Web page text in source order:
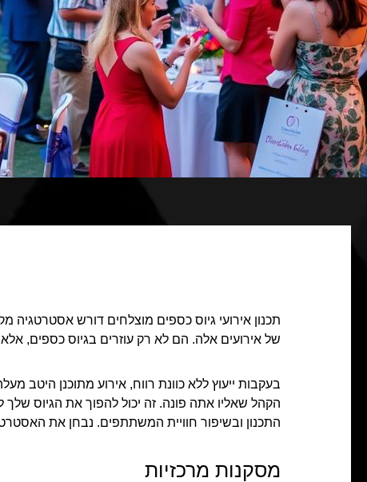
תכנון אירועי גיוס כספים מוצלחים דורש
של אירועים אלה. הם לא רק עוזרים בגיוס כספים,
בעקבות ייעוץ ללא כוונת רווח, אירוע מתוכנן
הקהל שאליו אתה פונה. זה יכול להפוך את הגיוס שלך
התכנון ובשיפור חוויית המשתתפים. נבחן את
מסקנות מרכזיות